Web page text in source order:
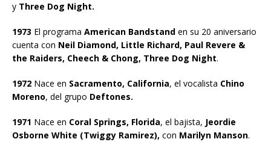
y Three Dog Night.
1973 El programa American Bandstand en su 20 aniversario
cuenta con Neil Diamond, Little Richard, Paul Revere &
the Raiders, Cheech & Chong, Three Dog Night.
1972 Nace en Sacramento, California, el vocalista Chino
Moreno, del grupo Deftones.
1971 Nace en Coral Springs, Florida, el bajista, Jeordie
Osborne White (Twiggy Ramirez), con Marilyn Manson.